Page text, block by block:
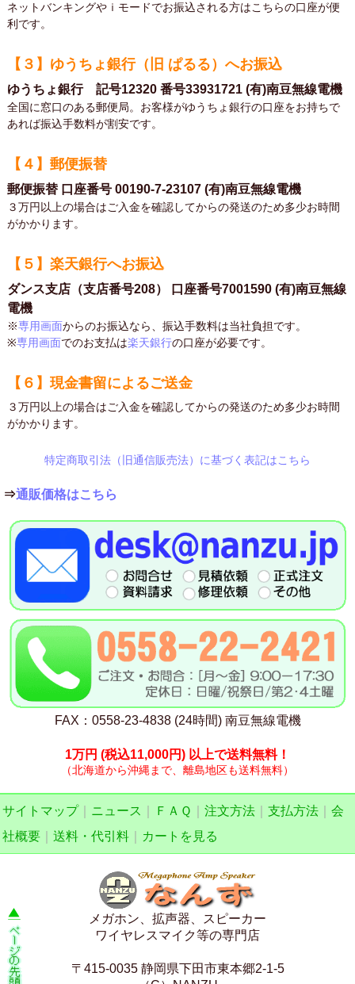
ネットバンキングやｉモードでお振込される方はこちらの口座が便
利です。
【３】ゆうちょ銀行（旧 ぱるる）へお振込
ゆうちょ銀行 記号12320 番号33931721 (有)南豆無線電機
全国に窓口のある郵便局。お客様がゆうちょ銀行の口座をお持ちで
あれば振込手数料が割安です。
【４】郵便振替
郵便振替 口座番号 00190-7-23107 (有)南豆無線電機
３万円以上の場合はご入金を確認してからの発送のため多少お時間
がかかります。
【５】楽天銀行へお振込
ダンス支店（支店番号208） 口座番号7001590 (有)南豆無線
電機
※専用画面からのお振込なら、振込手数料は当社負担です。
※専用画面でのお支払は楽天銀行の口座が必要です。
【６】現金書留によるご送金
３万円以上の場合はご入金を確認してからの発送のため多少お時間
がかかります。
特定商取引法（旧通信販売法）に基づく表記はこちら
⇒通販価格はこちら
FAX：0558-23-4838 (24時間) 南豆無線電機
1万円 (税込11,000円) 以上で送料無料！
（北海道から沖縄まで、離島地区も送料無料）
サイトマップ｜ ニュース ＦＡＱ 注文方法 支払方法
会
社概要
送料・代引料 カートを見る
メガホン、拡声器、スピーカー
ワイヤレスマイク等の専門店
〒415-0035 静岡県下田市東本郷2-1-5